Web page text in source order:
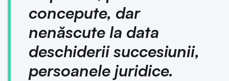
concepute, dar
nenăscute la data
deschiderii succesiunii,
persoanele juridice.